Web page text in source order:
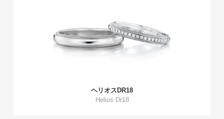
ヘリオスDR18
Helios Dr18